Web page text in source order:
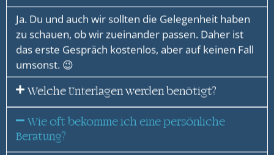
Ja. Du und auch wir sollten die Gelegenheit haben
zu schauen, ob wir zueinander passen. Daher ist
das erste Gespräch kostenlos, aber auf keinen Fall
umsonst. 😉
Welche Unterlagen werden benötigt?
Wie oft bekomme ich eine persönliche
Beratung?